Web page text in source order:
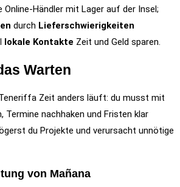
Online-Händler mit Lager auf der Insel;
durch Lieferschwierigkeiten
lokale Kontakte Zeit und Geld sparen.
Warten
Zeit anders läuft: du musst mit
Termine nachhaken und Fristen klar
du Projekte und verursacht unnötige
von Mañana